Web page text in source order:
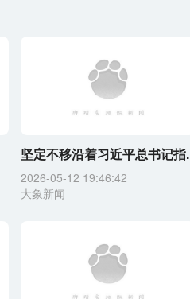
坚定不移沿着习近平总书记指
2026-05-12 19:46:42
大象新闻